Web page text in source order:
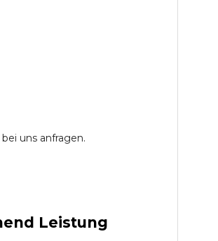
uns anfragen.
Leistung